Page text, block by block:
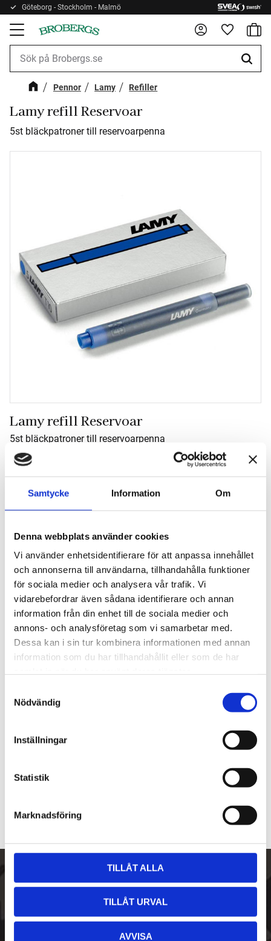
Samtycke Information Om
Denna webbplats använder cookies
Vi använder enhetsidentifierare för att anpassa innehållet
och annonserna till användarna, tillhandahålla funktioner
för sociala medier och analysera vår trafik. Vi
vidarebefordrar även sådana identifierare och annan
information från din enhet till de sociala medier och
annons- och analysföretag som vi samarbetar med.
Dessa kan i sin tur kombinera informationen med annan
information som du har tillhandahållit eller som de har
l
Nödvändig
Inställningar
Statistik
Marknadsföring
TILLÅT ALLA
TILLÅT URVAL
AVVISA
Meny
Göteborg - Stockholm - Malmö
Pennor Lamy Refiller
Lamy refill Reservoar
5st bläckpatroner till reservoarpenna
Lamy refill Reservoar
5st bläckpatroner till reservoarpenna
30kr
Välj färg
+
-
Lägg till
Lagerstatus
Tillverkare
Lamy
Om produkten
Bläckpatron för LAMYs reservoarpennor. Denna refill
patroner.
Skriv upp dig på vårt nyhetsbrev